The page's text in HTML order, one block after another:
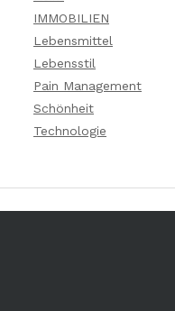
IMMOBILIEN
Lebensmittel
Lebensstil
Pain Management
Schönheit
Technologie